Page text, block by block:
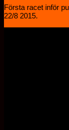
Första racet inför
22/8 2015.